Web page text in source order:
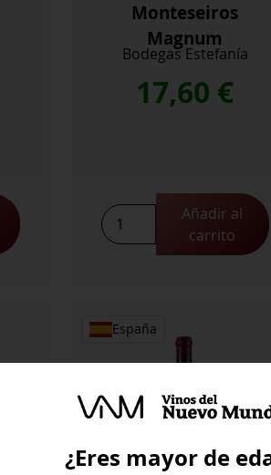
Monteseiros
Magnum
Bodegas Estefanía
17,60 €
Tilenus
Godello
Monteseiros
Añadir al
carrito
España
¿Eres mayor de